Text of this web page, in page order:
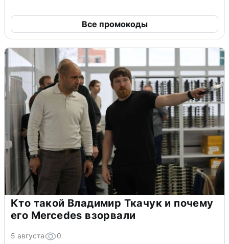
Все промокоды
Кто такой Владимир Ткачук и почему
его Mercedes взорвали
5 августа 0